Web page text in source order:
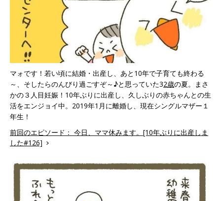
マォです！若い頃に結婚・出産し、あと10年で子育ても終わる
～、そしたらのんびり過ごすぞ～♪と思っていた32歳の夏。まさ
かの３人目妊娠！10年ぶりに出産し、久しぶりの赤ちゃんとの生
活をエンジョイ中。2019年1月に離婚し、現在シングルマザー１
年生！
前回のエピソード： 今日、ママ休みます。[10年ぶりに出産しま
した#126]